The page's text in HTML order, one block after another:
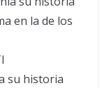
su historia